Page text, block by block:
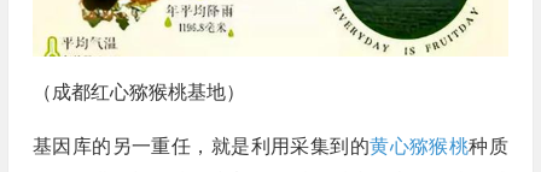
（成都红心猕猴桃基地）
基因库的另一重任，就是利用采集到的黄心猕猴桃种质